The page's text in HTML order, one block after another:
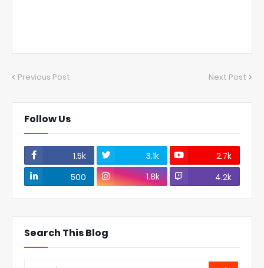
Previous Post Next Post
Follow Us
1.5k 3.1k
2.7k
500
1.8k 4.2k
Search This Blog